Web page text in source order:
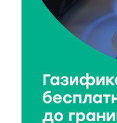
Калязине
8 Авг 2026 13:37
Чем удивит X
8 Авг 2026 12:37